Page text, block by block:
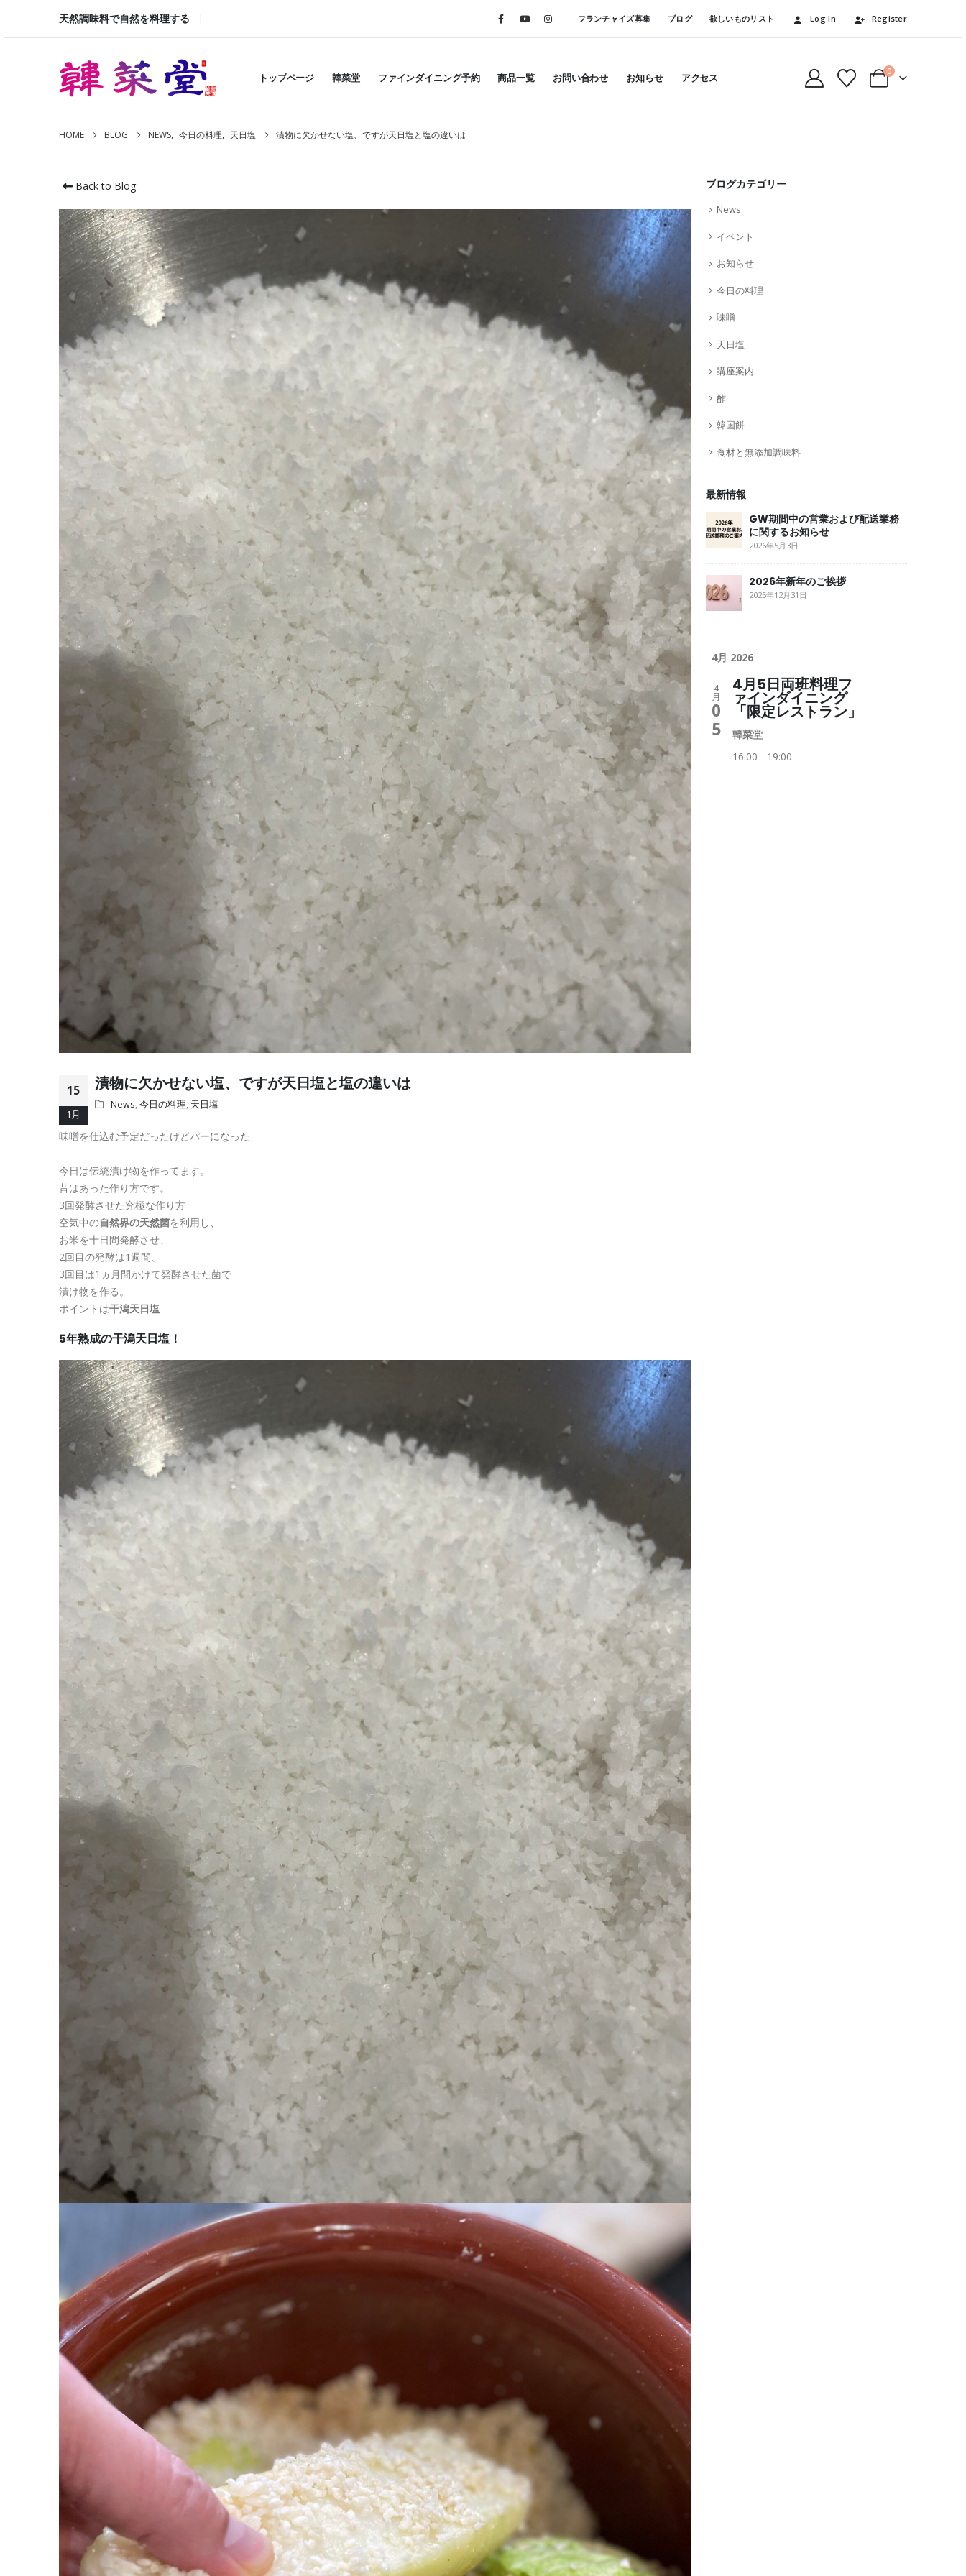
天然調味料で自然を料理する フランチャイズ募集 ブログ 欲しいものリスト Log In Register
トップページ 韓菜堂 ファインダイニング予約 商品一覧 お問い合わせ お知らせ アクセス 0
HOME BLOG NEWS, 今日の料理, 天日塩 漬物に欠かせない塩、ですが天日塩と塩の違いは
Back to Blog
15
1月
漬物に欠かせない塩、ですが天日塩と塩の違いは
News,今日の料理, 天日塩
味噌を仕込む予定だったけどパーになった
今日は伝統漬け物を作ってます。
昔はあった作り方です。
3回発酵させた究極な作り方
空気中の自然界の天然菌を利用し、
お米を十日間発酵させ、
2回目の発酵は1週間、
3回目は1ヵ月間かけて発酵させた菌で
漬け物を作る。
ポイントは干潟天日塩
5年熟成の干潟天日塩！
ブログカテゴリー
News
イベント
お知らせ
今日の料理
味噌
天日塩
講座案内
酢
韓国餅
食材と無添加調味料
最新情報
GW期間中の営業および配送業務
に関するお知らせ
2026年5月3日
2026年新年のご挨拶
2025年12月31日
4月 2026
4
月
0
5
4月5日両班料理フ
ァインダイニング
「限定レストラン」
韓菜堂
16:00 - 19:00